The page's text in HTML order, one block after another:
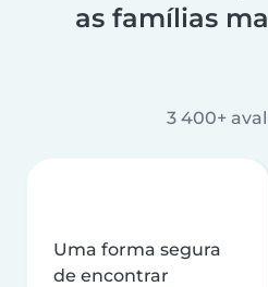
as famílias
3 400+
Uma forma segura
de encontrar